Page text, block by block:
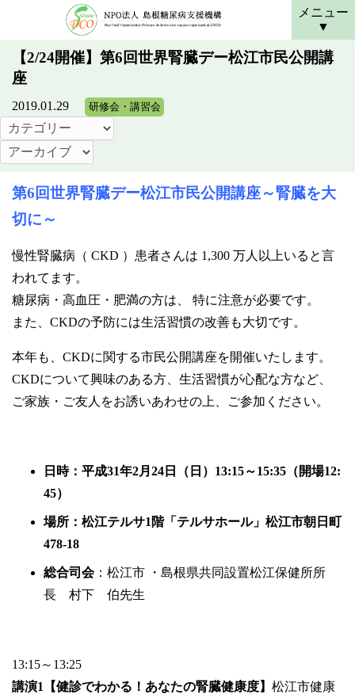
メニュー
【2/24開催】第6回世界腎臓デー松江市民公開講
座
2019.01.29 研修会・講習会
第6回世界腎臓デー松江市民公開講座～腎臓を大
切に～
慢性腎臓病（ CKD ）患者さんは 1,300 万人以上いると言
われてます。
糖尿病・高血圧・肥満の方は、 特に注意が必要です。
また、CKDの予防には生活習慣の改善も大切です。
本年も、CKDに関する市民公開講座を開催いたします。
CKDについて興味のある方、生活習慣が心配な方など、
ご家族・ご友人をお誘いあわせの上、ご参加ください。
日時：平成31年2月24日（日）13:15～15:35（開場12:
45）
場所：松江テルサ1階「テルサホール」松江市朝日町
478-18
総合司会：松江市 ・島根県共同設置松江保健所所
長 村下 伯先生
13:15～13:25
講演1【健診でわかる！あなたの腎臓健康度】 松江市健康